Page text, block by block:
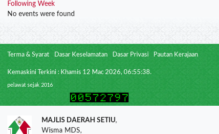
Following Week
No events were found
Terma & Syarat Dasar Keselamatan Dasar Privasi Pautan Kerajaan
Kemaskini Terkini : Khamis 12 Mac 2026, 06:55:38.
pelawat sejak 2016
MAJLIS DAERAH SETIU,
Wisma MDS,